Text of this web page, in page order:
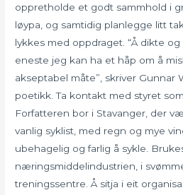
oppretholde et godt sammhold i
løypa, og samtidig planlegge litt
lykkes med oppdraget. “Å dikte
eneste jeg kan ha et håp om å
akseptabel måte”, skriver Gunnar
poetikk. Ta kontakt med styret
Forfatteren bor i Stavanger, der
vanlig syklist, med regn og mye
ubehagelig og farlig å sykle.
næringsmiddelindustrien, i
treningssentre. Å sitja i eit